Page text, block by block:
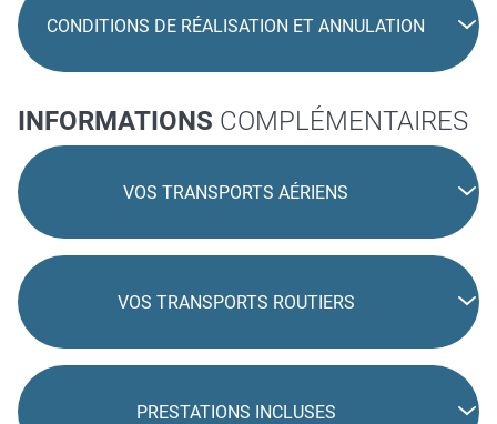
CONDITIONS DE RÉALISATION ET ANNULATION
INFORMATIONS COMPLÉMENTAIRES
VOS TRANSPORTS AÉRIENS
VOS TRANSPORTS ROUTIERS
PRESTATIONS INCLUSES